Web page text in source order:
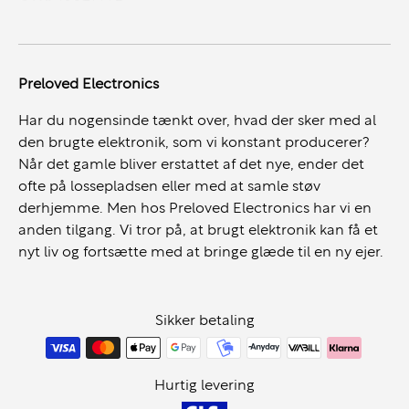
den også ideel til professionelle miljøer, hvor stil
betyder noget.
Windows 11 – Næste Generation af
Produktivitet
Surface Laptop 5 kommer medWindows 11, som er
udviklet til at forbedre din produktivitet og kreativitet.
Windows 11 tilbyder et elegant og brugervenligt
med Microsoft Teams. Med Windows 11 får du en
arbejdsplatform, der er skræddersyet til moderne
brugere, som har brug for fleksibilitet, sikkerhed, og
Preloved Electronics
Har du nogensinde tænkt over, hvad der sker med al
den brugte elektronik, som vi konstant producerer?
Når det gamle bliver erstattet af det nye, ender det
ofte på lossepladsen eller med at samle støv
derhjemme. Men hos Preloved Electronics har vi en
anden tilgang. Vi tror på, at brugt elektronik kan få et
nyt liv og fortsætte med at bringe glæde til en ny ejer.
Sikker betaling
Hurtig levering